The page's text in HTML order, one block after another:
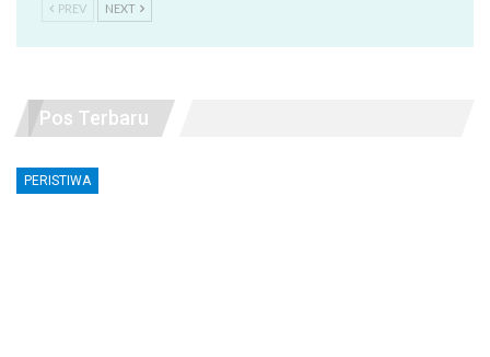
PREV NEXT
Pos Terbaru
PERISTIWA